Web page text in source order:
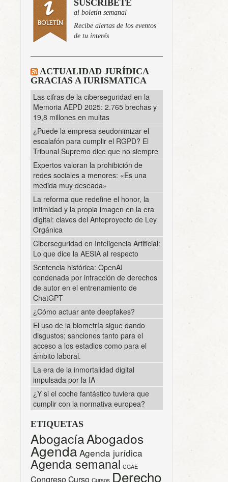
SUSCRÍBETE
al boletín semanal
Recibe alertas de los eventos
de tu interés
ACTUALIDAD JURÍDICA
GRACIAS A IURISMATICA
Las cifras de la ciberseguridad en la
Memoria AEPD 2025: 2.765 brechas y
19,8 millones en multas
¿Puede la empresa seudonimizar el
escalafón para cumplir el RGPD? El
Tribunal Supremo dice que no siempre
Expertos valoran la prohibición de
redes sociales a menores: «Es una
medida muy deseada»
La reforma que redefine el honor, la
intimidad y la propia imagen en la era
digital: claves del Anteproyecto de Ley
Orgánica
Ciberseguridad en Inteligencia Artificial:
Lo que dice la AESIA al respecto
Sentencia histórica: OpenAI
condenada por infracción de derechos
de autor en el entrenamiento de
ChatGPT
¿Cómo actuar ante deepfakes?
El uso de la biometría sigue dando
disgustos; sanciones tanto para el
acceso a los estadios como para el
ámbito laboral.
La era de la inmortalidad digital
impulsada por la IA
¿Y si el coche fantástico tuviera que
cumplir con la normativa europea?
ETIQUETAS
AbogacíaAbogados
Agenda Agenda jurídica
Agenda semanal CGAE
CongresoCurso Cursos Derecho